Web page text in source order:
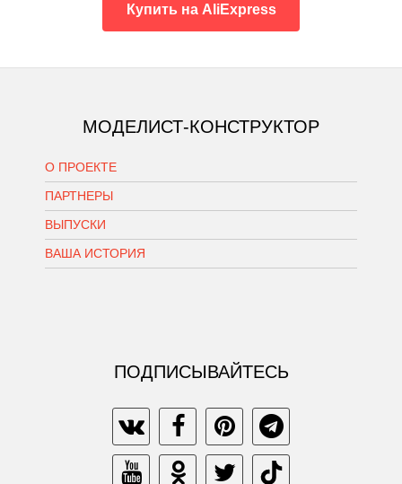
Купить на AliExpress
МОДЕЛИСТ-КОНСТРУКТОР
О ПРОЕКТЕ
ПАРТНЕРЫ
ВЫПУСКИ
ВАША ИСТОРИЯ
ПОДПИСЫВАЙТЕСЬ